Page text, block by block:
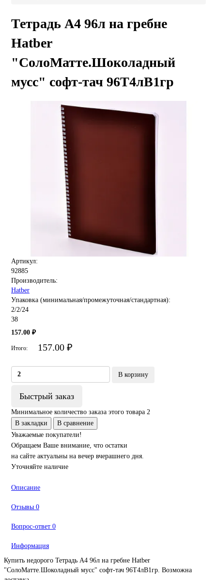
Тетрадь А4 96л на гребне
Hatber
"СолоМатте.Шоколадный
мусс" софт-тач 96Т4лВ1гр
Артикул:
92885
Производитель:
Hatber
Упаковка (минимальная/промежуточная/стандартная):
2/2/24
38
157.00 ₽
Итого: 157.00 ₽
В корзину
Быстрый заказ
Минимальное количество заказа этого товара 2
В закладки
В сравнение
Уважаемые покупатели!
Обращаем Ваше внимание, что остатки
на сайте актуальны на вечер вчерашнего дня.
Уточняйте наличие
Описание
Отзывы 0
Вопрос-ответ 0
Информация
Купить недорого Тетрадь А4 96л на гребне Hatber
"СолоМатте.Шоколадный мусс" софт-тач 96Т4лВ1гр. Возможна